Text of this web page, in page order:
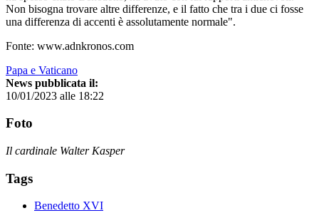
Non bisogna trovare altre differenze, e il fatto che tra i due ci fosse
una differenza di accenti è assolutamente normale".
Fonte: www.adnkronos.com
Papa e Vaticano
News pubblicata il:
10/01/2023 alle 18:22
Foto
Il cardinale Walter Kasper
Tags
Benedetto XVI